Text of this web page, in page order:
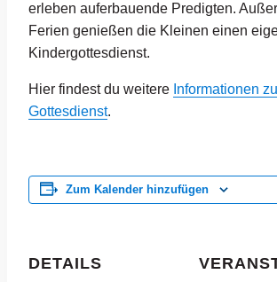
erleben auferbauende Predigten.
Ferien genießen die Kleinen einen
Kindergottesdienst.
Hier findest du weitere Informationen
Gottesdienst.
Zum Kalender hinzufügen
DETAILS